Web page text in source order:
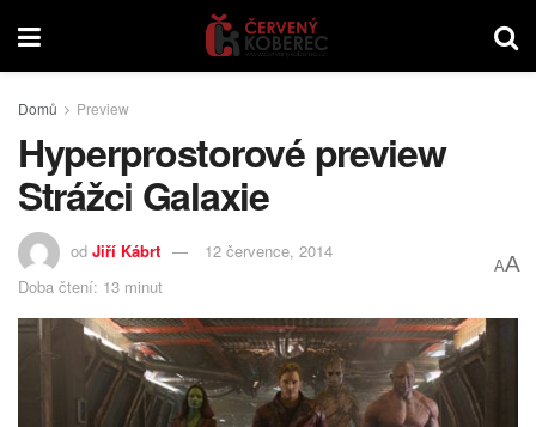
Domů Preview
Hyperprostorové preview
Strážci Galaxie
od Jiří Kábrt
12 července, 2014
Doba čtení: 13 minut
AA